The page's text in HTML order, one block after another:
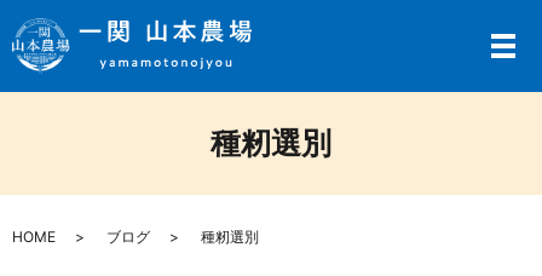
メ
種籾選別
HOME ブログ 種籾選別